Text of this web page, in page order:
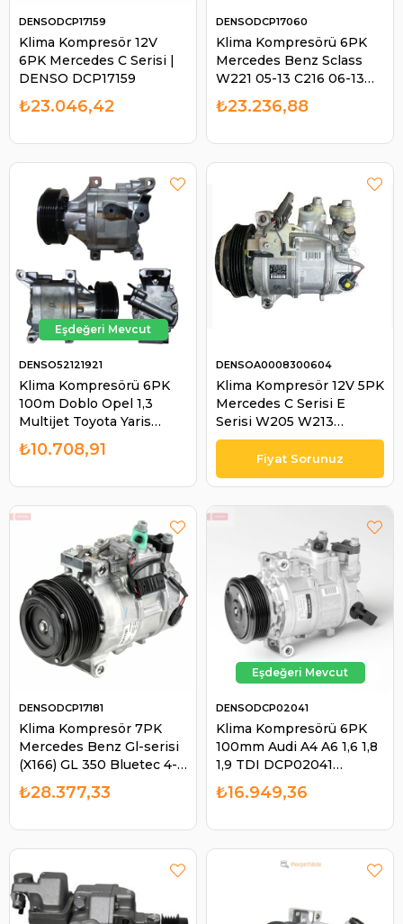
Klima Kompresör 12V
6PK Mercedes C Serisi |
DENSO DCP17159
DENSODCP17159
₺23.046,42
Klima Kompresörü 6PK
Mercedes Benz Sclass
W221 05-13 C216 06-13
W222 17- | DENSO
DCP17060
DENSODCP17060
₺23.236,88
Klima Kompresörü 6PK
100m Doblo Opel 1,3
Multijet Toyota Yaris
Doblo 1,3 Kablosunu
Sokunce Olur DCP09003
DENSO52121921
₺10.708,91
Klima Kompresör 12V 5PK
Mercedes C Serisi E
Serisi W205 W213
A0008300604
0008300604 6SAS14C |
DENSO A0008300604
DENSOA0008300604
Klima Kompresör 7PK
Mercedes Benz Gl-serisi
(X166) GL 350 Bluetec 4-
MATİC M-serısı Ml 350
Bluetec 4-MATİC
DENSODCP17181
₺28.377,33
Klima Kompresörü 6PK
100mm Audi A4 A6 1,6 1,8
1,9 TDI ­DCP02041
8E0260805BP , ­
8E0260805BS ,
DENSODCP02041
₺16.949,36